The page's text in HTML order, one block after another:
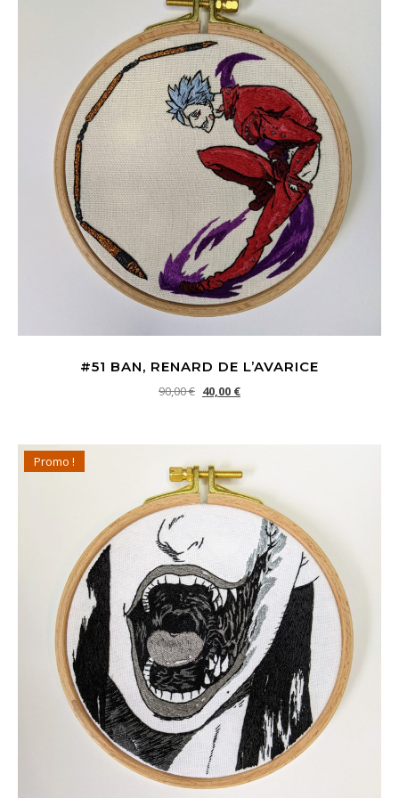
#51 BAN, RENARD DE L’AVARICE
90,00€ Le prix initial était : 90,00 €.
40,00 €Le prix actuel est : 40,00 €.
Promo !